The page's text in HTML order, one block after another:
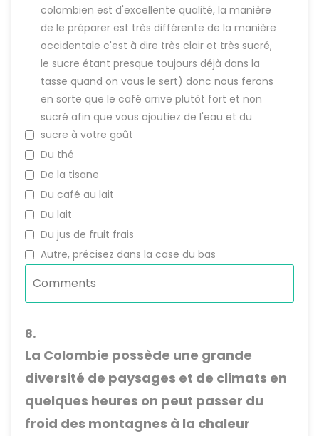
colombien est d'excellente qualité, la manière
de le préparer est très différente de la manière
occidentale c'est à dire très clair et très sucré,
le sucre étant presque toujours déjà dans la
tasse quand on vous le sert) donc nous ferons
en sorte que le café arrive plutôt fort et non
sucré afin que vous ajoutiez de l'eau et du
sucre à votre goût
Du thé
De la tisane
Du café au lait
Du lait
Du jus de fruit frais
Autre, précisez dans la case du bas
8.
La Colombie possède une grande
diversité de paysages et de climats en
quelques heures on peut passer du
froid des montagnes à la chaleur